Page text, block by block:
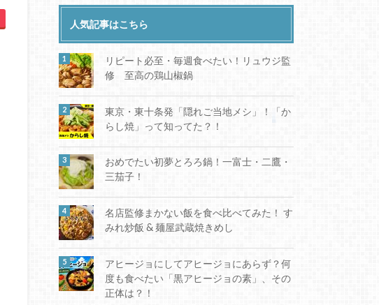
人気記事はこちら
リピート必至・毎週食べたい！リュウジ監
修 至高の鶏山椒鍋
東京・東十条発「隠れご当地メシ」！「か
らし焼」って知ってた？！
おめでたい初夢とろろ鍋！一富士・二鷹・
三茄子！
名店監修まかない飯を食べ比べてみた！ す
みれ炒飯 & 麺屋武蔵焼きめし
アヒージョにしてアヒージョにあらず？何
度も食べたい「黒アヒージョの素」、その
正体は？！